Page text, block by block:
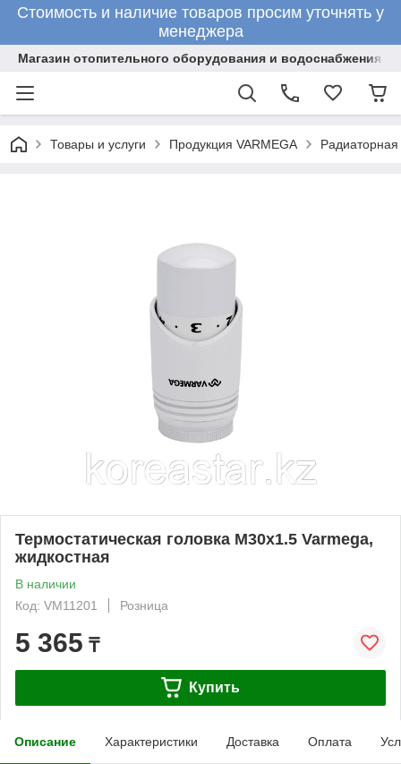
Стоимость и наличие товаров просим уточнять у
менеджера
Магазин отопительного оборудования и водоснабжения
Товары и услуги Продукция VARMEGA
Термостатическая головка M30х1.5 Varmega,
жидкостная
В наличии
Код: VM11201
Розница
5 365 ₸
Купить
Описание Характеристики Доставка Оплата